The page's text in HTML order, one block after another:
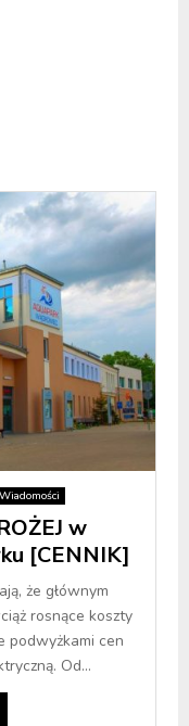
Wiadomości
w
[CENNIK]
że głównym
rosnące koszty
podwyżkami cen
Od...